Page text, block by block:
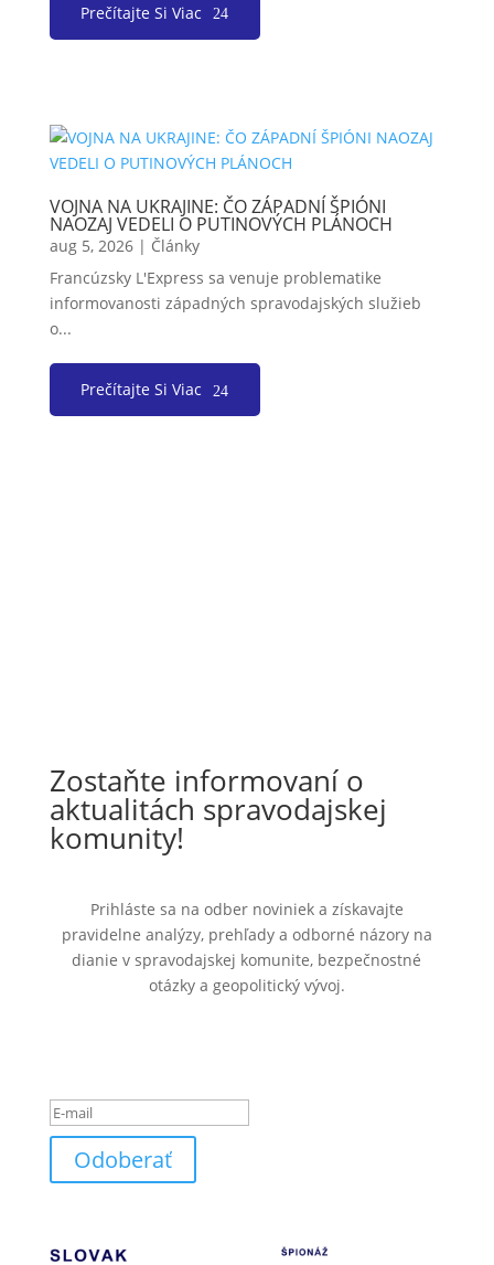
Prečítajte Si Viac
VOJNA NA UKRAJINE: ČO ZÁPADNÍ ŠPIÓNI
NAOZAJ VEDELI O PUTINOVÝCH PLÁNOCH
aug 5, 2026| Články
Francúzsky L'Express sa venuje problematike
informovanosti západných spravodajských služieb
o...
Prečítajte Si Viac
Zostaňte informovaní o
aktualitách spravodajskej
komunity!
Prihláste sa na odber noviniek a získavajte
pravidelne analýzy, prehľady a odborné názory na
dianie v spravodajskej komunite, bezpečnostné
otázky a geopolitický vývoj.
Odoberať